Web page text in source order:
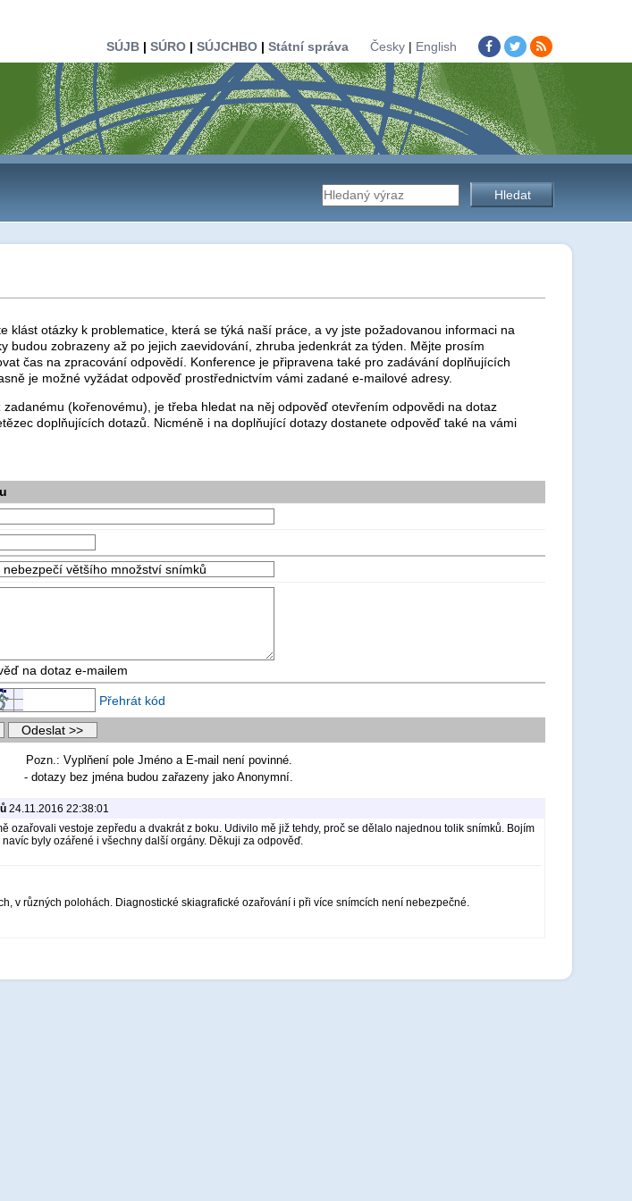
SÚJB| SÚRO| SÚJCHBO| Státní správa Česky| English
Vyhledávání
úřadu
klást otázky k problematice, která se týká naší práce, a vy jste požadovanou informaci na
budou zobrazeny až po jejich zaevidování, zhruba jedenkrát za týden. Mějte prosím
čas na zpracování odpovědí. Konference je připravena také pro zadávání doplňujících
je možné vyžádat odpověď prostřednictvím vámi zadané e-mailové adresy.
(kořenovému), je třeba hledat na něj odpověď otevřením odpovědi na dotaz
doplňujících dotazů. Nicméně i na doplňující dotazy dostanete odpověď také na vámi
na dotaz e-mailem
Přehrát kód
Pozn.: Vyplňení pole Jméno a E-mail není povinné.
- dotazy bez jména budou zařazeny jako Anonymní.
24.11.2016 22:38:01
ozařovali vestoje zepředu a dvakrát z boku. Udivilo mě již tehdy, proč se dělalo najednou tolik snímků. Bojím
byly ozářené i všechny další orgány. Děkuji za odpověď.
v různých polohách. Diagnostické skiagrafické ozařování i při více snímcích není nebezpečné.